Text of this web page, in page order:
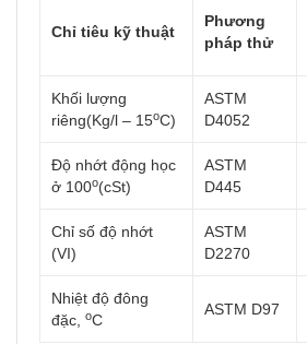
Chỉ tiêu kỹ thuật
Phương
pháp thử
Khối lượng
riêng(Kg/l – 15oC)
ASTM
D4052
Độ nhớt động học
ở 100o(cSt)
ASTM
D445
Chỉ số độ nhớt
(VI)
ASTM
D2270
Nhiệt độ đông
đặc,
oC
ASTM D97